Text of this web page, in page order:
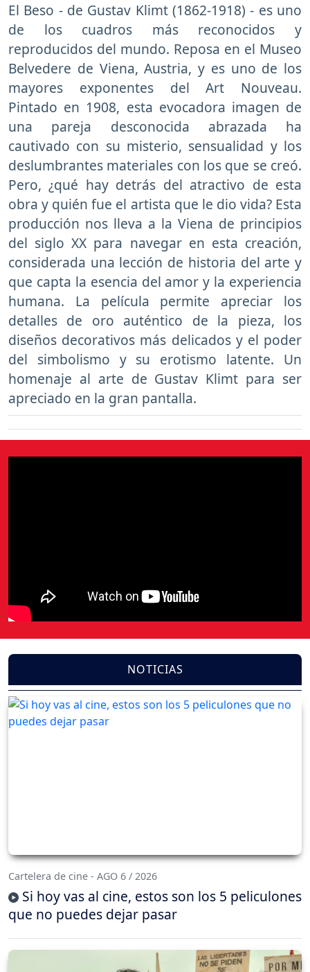
El Beso - de Gustav Klimt (1862-1918) - es uno
de los cuadros más reconocidos y
reproducidos del mundo. Reposa en el Museo
Belvedere de Viena, Austria, y es uno de los
mayores exponentes del Art Nouveau.
Pintado en 1908, esta evocadora imagen de
una pareja desconocida abrazada ha
cautivado con su misterio, sensualidad y los
deslumbrantes materiales con los que se creó.
Pero, ¿qué hay detrás del atractivo de esta
obra y quién fue el artista que le dio vida? Esta
producción nos lleva a la Viena de principios
del siglo XX para navegar en esta creación,
considerada una lección de historia del arte y
que capta la esencia del amor y la experiencia
humana. La película permite apreciar los
detalles de oro auténtico de la pieza, los
diseños decorativos más delicados y el poder
del simbolismo y su erotismo latente. Un
homenaje al arte de Gustav Klimt para ser
apreciado en la gran pantalla.
NOTICIAS
Cartelera de cine - AGO 6 / 2026
Si hoy vas al cine, estos son los 5 peliculones
que no puedes dejar pasar